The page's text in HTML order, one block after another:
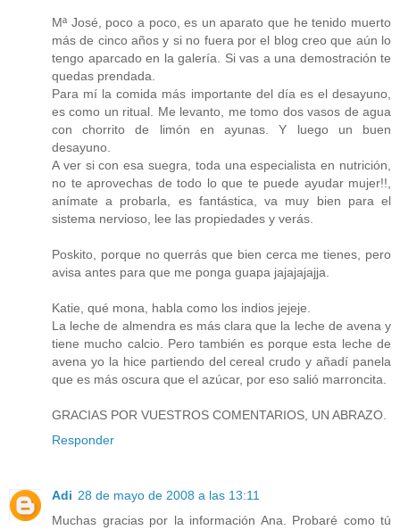
Mª José, poco a poco, es un aparato que he tenido muerto
más de cinco años y si no fuera por el blog creo que aún lo
tengo aparcado en la galería. Si vas a una demostración te
quedas prendada.
Para mí la comida más importante del día es el desayuno,
es como un ritual. Me levanto, me tomo dos vasos de agua
con chorrito de limón en ayunas. Y luego un buen
desayuno.
A ver si con esa suegra, toda una especialista en nutrición,
no te aprovechas de todo lo que te puede ayudar mujer!!,
anímate a probarla, es fantástica, va muy bien para el
sistema nervioso, lee las propiedades y verás.
Poskito, porque no querrás que bien cerca me tienes, pero
avisa antes para que me ponga guapa jajajajajja.
Katie, qué mona, habla como los indios jejeje.
La leche de almendra es más clara que la leche de avena y
tiene mucho calcio. Pero también es porque esta leche de
avena yo la hice partiendo del cereal crudo y añadí panela
que es más oscura que el azúcar, por eso salió marroncita.
GRACIAS POR VUESTROS COMENTARIOS, UN ABRAZO.
Responder
Adi 28 de mayo de 2008 a las 13:11
Muchas gracias por la información Ana. Probaré como tú